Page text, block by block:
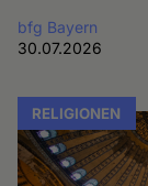
bfg Bayern
30.07.2026
RELIGIONEN